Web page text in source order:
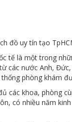
đồ uy tín tạo
tế là một trong
các nước Anh,
phòng khám
các khoa, phòng
có nhiều năm